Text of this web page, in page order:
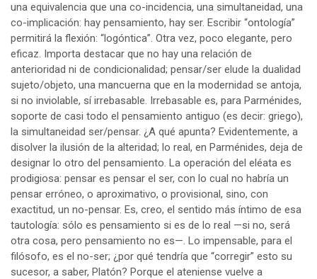
una equivalencia que una co-incidencia, una simultaneidad, una
co-implicación: hay pensamiento, hay ser. Escribir “ontología”
permitirá la flexión: “logóntica”. Otra vez, poco elegante, pero
eficaz. Importa destacar que no hay una relación de
anterioridad ni de condicionalidad; pensar/ser elude la dualidad
sujeto/objeto, una mancuerna que en la modernidad se antoja,
si no inviolable, sí irrebasable. Irrebasable es, para Parménides,
soporte de casi todo el pensamiento antiguo (es decir: griego),
la simultaneidad ser/pensar. ¿A qué apunta? Evidentemente, a
disolver la ilusión de la alteridad; lo real, en Parménides, deja de
designar lo otro del pensamiento. La operación del eléata es
prodigiosa: pensar es pensar el ser, con lo cual no habría un
pensar erróneo, o aproximativo, o provisional, sino, con
exactitud, un no-pensar. Es, creo, el sentido más íntimo de esa
tautología: sólo es pensamiento si es de lo real —si no, será
otra cosa, pero pensamiento no es—. Lo impensable, para el
filósofo, es el no-ser; ¿por qué tendría que “corregir” esto su
sucesor, a saber, Platón? Porque el ateniense vuelve a